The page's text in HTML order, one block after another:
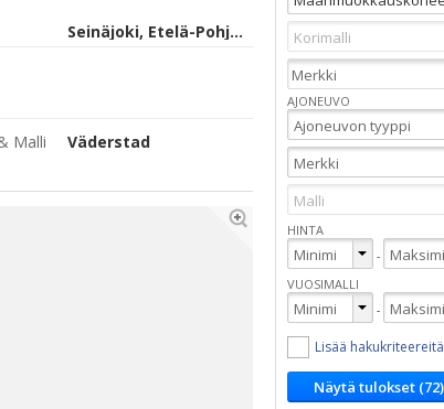
Seinäjoki, Etelä-Pohjanmaa
Malli Väderstad
AJONEUVO
HINTA
-
VUOSIMALLI
-
Lisää hakukriteereitä